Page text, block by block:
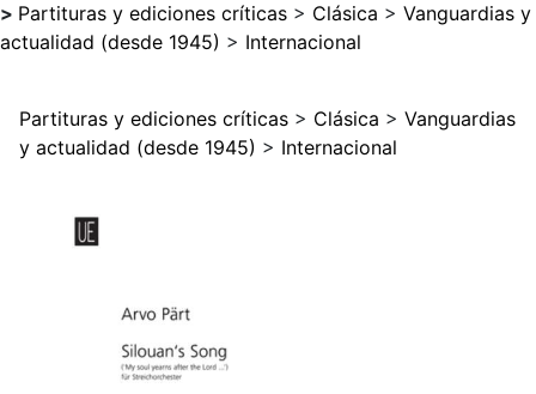
> Partituras y ediciones críticas > Clásica > Vanguardias y
actualidad (desde 1945) > Internacional
Partituras y ediciones críticas > Clásica > Vanguardias
y actualidad (desde 1945) > Internacional